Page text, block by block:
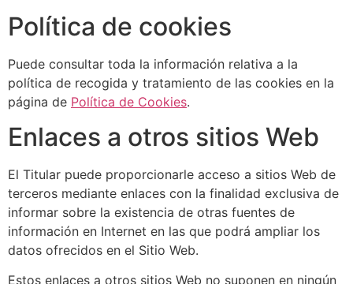
Política de cookies
Puede consultar toda la información relativa a la
política de recogida y tratamiento de las cookies en la
página de Política de Cookies.
Enlaces a otros sitios Web
El Titular puede proporcionarle acceso a sitios Web de
terceros mediante enlaces con la finalidad exclusiva de
informar sobre la existencia de otras fuentes de
información en Internet en las que podrá ampliar los
datos ofrecidos en el Sitio Web.
Estos enlaces a otros sitios Web no suponen en ningún